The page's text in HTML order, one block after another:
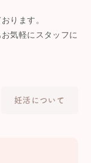
ります。
気軽にスタッフに
妊活について